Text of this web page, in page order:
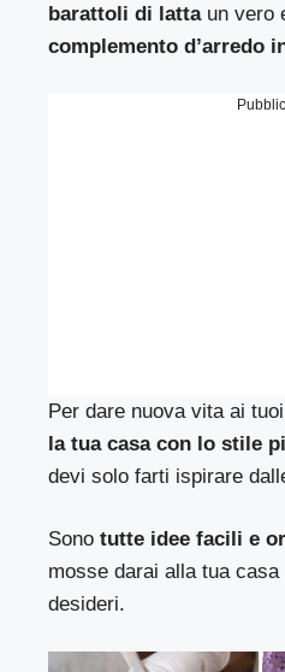
barattoli di lattaun vero
complemento d’arredo
Per dare nuova vita ai
la tua casa con lo stile
devi solo farti ispirare
Sonotutte idee facili e
mosse darai alla tua
desideri.